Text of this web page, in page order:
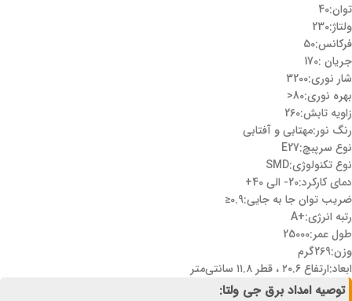
توان:40
ولتاژ:230
فرکانس:50
جریان :170
شار نوری:3200
بهره نوری:80<
زاویه تابش:260
رنگ نور:مهتابی و آفتابی
نوع سرپبچ:E27
نوع تکنولوژی:SMD
دمای کارکرد:20- الی 40+
ضریب توان جا به جایی:0.9≤
رتبه انرژی:+A
طول عمر:25000
وزن:269گرم
ابعاد:ارتفاع ۲۰.۶ ، قطر ۱۱.۸ سانتی‌متر
توصیه امداد برق جی ولتا: